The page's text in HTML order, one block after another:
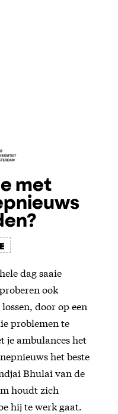
met
dag saaie
ook
door op een
problemen te
je ambulances het
het beste
Bhulai van de
houdt zich
hij te werk gaat.